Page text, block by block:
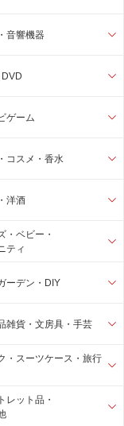
音響機器
ゲーム
コスメ・香水
洋酒
・ベビー・
ティ
ーデン・DIY
雑貨・文房具・手芸
・スーツケース・旅行
レット品・